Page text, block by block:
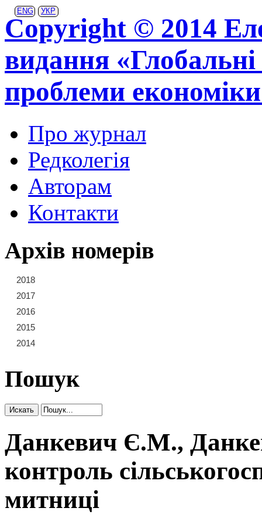
ENG УКР
Copyright © 2014
видання «Глобальні
проблеми
Про журнал
Редколегія
Авторам
Контакти
Архів номерів
2018
2017
2016
2015
2014
Пошук
Данкевич Є.М.,
контроль
митниці